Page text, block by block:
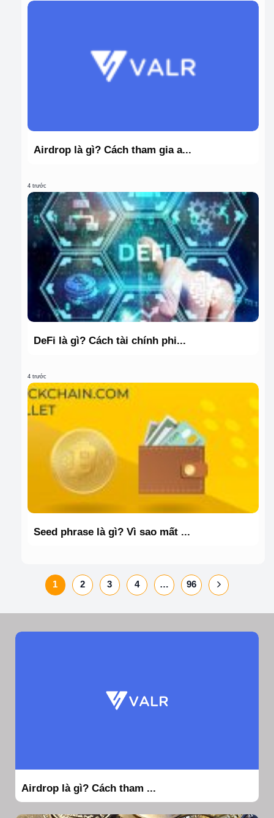
Airdrop là gì? Cách tham gia a...
4 trước
DeFi là gì? Cách tài chính phi...
4 trước
Seed phrase là gì? Vì sao mất ...
1 2 3 4 … 96
Airdrop là gì? Cách tham ...